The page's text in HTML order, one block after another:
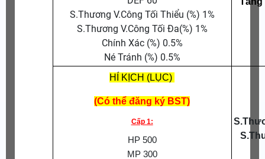
S.Thương V.Công Tối Thiểu (%) 1%
S.Thương V.Công Tối Đa(%) 1%
Chính Xác (%) 0.5%
Né Tránh (%) 0.5%
HÍ KỊCH (LỤC)
(Có thể đăng ký BST)
Cấp 1:
HP 500
MP 300